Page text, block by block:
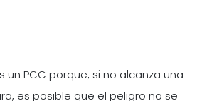
un PCC porque, si no alcanza una
es posible que el peligro no se